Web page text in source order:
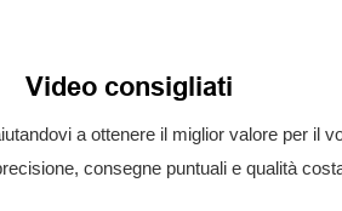
Video consigliati
a ottenere il miglior valore per il
consegne puntuali e qualità